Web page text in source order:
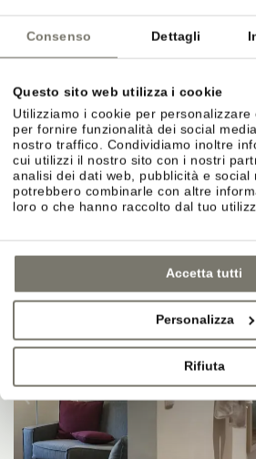
Consenso Dettagli
Questo sito web utilizza i cookie
Utilizziamo i cookie per
per fornire funzionalità dei social
nostro traffico. Condividiamo inoltre
cui utilizzi il nostro sito con i nostri
analisi dei dati web, pubblicità e social
potrebbero combinarle con altre
loro o che hanno raccolto dal tuo
Accetta tutti
Personalizza
Rifiuta
CAMERA CATEGORIA C
DETTAGLI